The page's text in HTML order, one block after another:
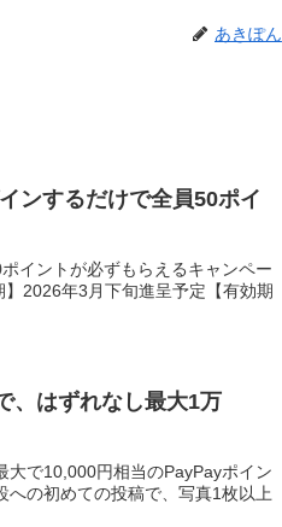
あきぽん
ンするだけで全員50ポイ
イントが必ずもらえるキャンペー
2026年3月下旬進呈予定【有効期
、はずれなし最大1万
大で10,000円相当のPayPayポイン
への初めての投稿で、写真1枚以上